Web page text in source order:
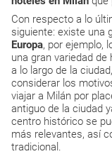
Con respecto a lo
siguiente: existe una
Europa, por ejemplo,
una gran variedad
a lo largo de la
considerar los
viajar a Milán por
antiguo de la ciudad
centro histórico se
más relevantes, así
tradicional.